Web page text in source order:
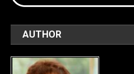
AUTHOR